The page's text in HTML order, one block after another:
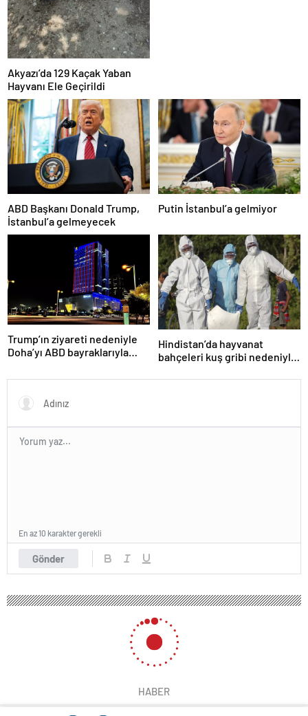
Akyazı’da 129 Kaçak Yaban
Hayvanı Ele Geçirildi
ABD Başkanı Donald Trump,
İstanbul’a gelmeyecek
Putin İstanbul’a gelmiyor
Trump’ın ziyareti nedeniyle
Doha’yı ABD bayraklarıyla
Hindistan’da hayvanat
bahçeleri kuş gribi nedeniyle
Gönder
En az 10 karakter gerekli
HABER